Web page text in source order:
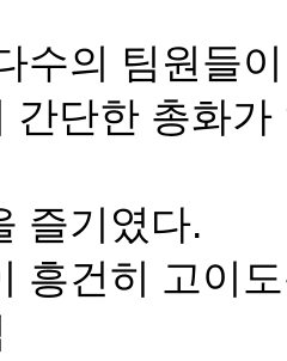
수의 팀원들
간단한 총화
즐기였다.
흥건히 고이